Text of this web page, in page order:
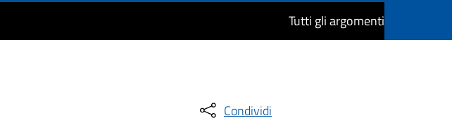
Tutti gli argomenti
Condividi